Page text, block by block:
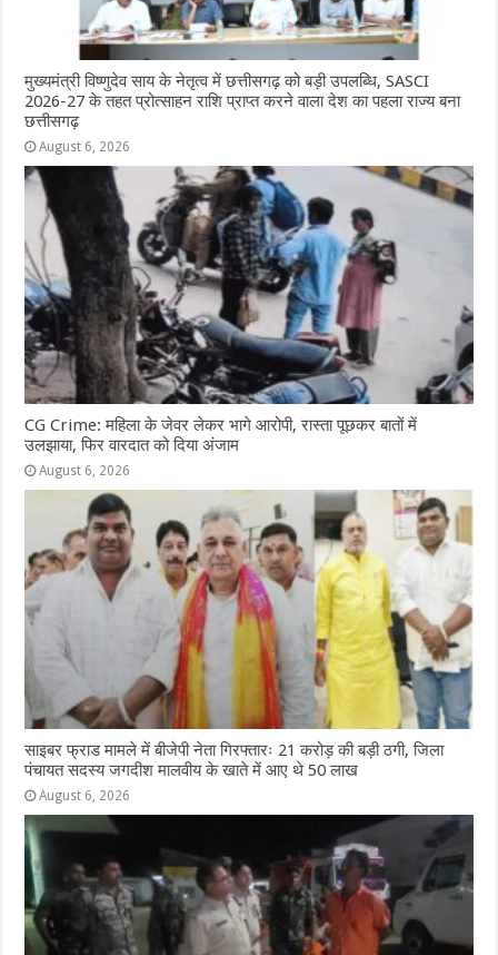
मुख्यमंत्री विष्णुदेव साय के नेतृत्व में छत्तीसगढ़ को बड़ी उपलब्धि, SASCI
2026-27 के तहत प्रोत्साहन राशि प्राप्त करने वाला देश का पहला राज्य बना
छत्तीसगढ़
August 6, 2026
CG Crime: महिला के जेवर लेकर भागे आरोपी, रास्ता पूछकर बातों में
उलझाया, फिर वारदात को दिया अंजाम
August 6, 2026
साइबर फ्राड मामले में बीजेपी नेता गिरफ्तारः 21 करोड़ की बड़ी ठगी, जिला
पंचायत सदस्य जगदीश मालवीय के खाते में आए थे 50 लाख
August 6, 2026